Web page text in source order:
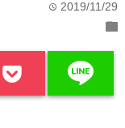
time 2019/11/29
folder
line